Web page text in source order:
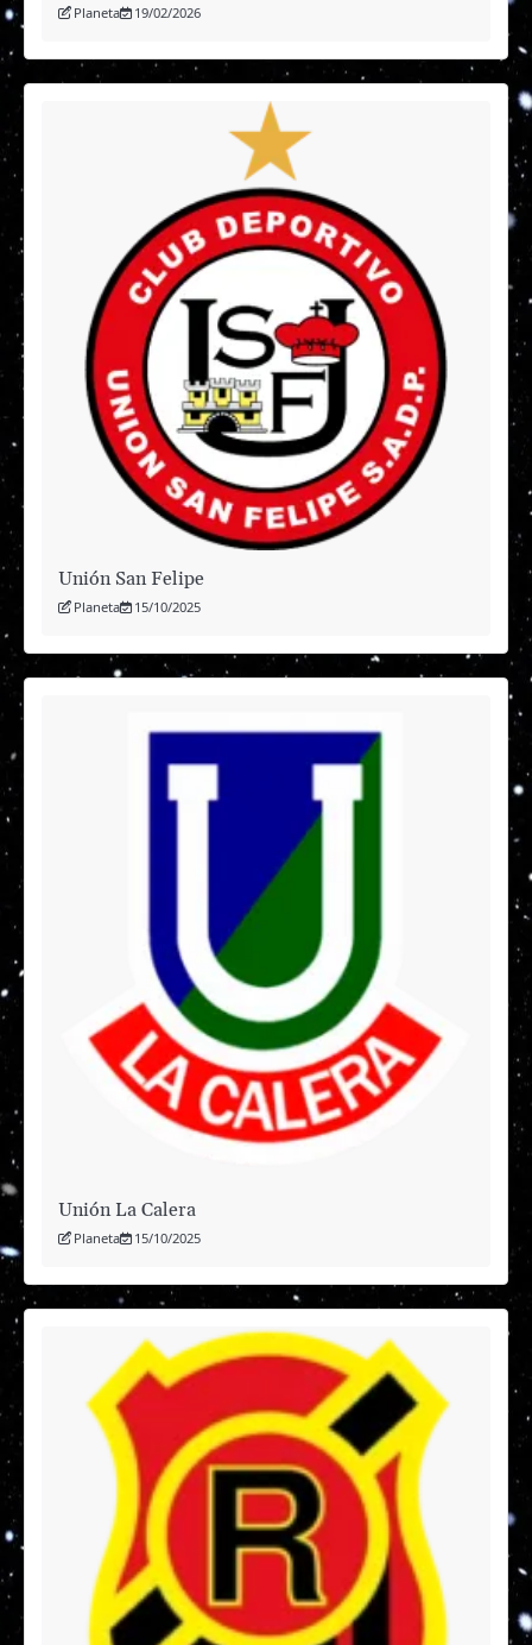
Planeta 19/02/2026
Unión San Felipe
Planeta 15/10/2025
Unión La Calera
Planeta 15/10/2025